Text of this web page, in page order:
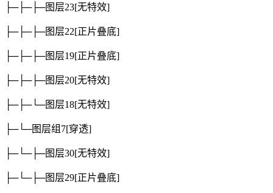
├─├─├─图层23[无特效]
├─├─├─图层22[正片叠底]
├─├─├─图层19[正片叠底]
├─├─├─图层20[无特效]
├─├─└─图层18[无特效]
├─└─图层组7[穿透]
├─└─├─图层30[无特效]
├─└─├─图层29[正片叠底]